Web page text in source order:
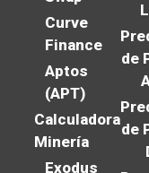
Curve
Finance
Aptos
(APT)
Calculadora
Minería
Exodus
de
de